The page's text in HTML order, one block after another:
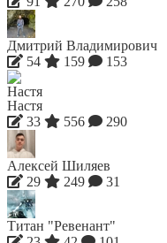
Дмитрий Владимирович
54
159 153
Настя
33
556 290
Алексей Шиляев
29
249 31
Титан "Ревенант"